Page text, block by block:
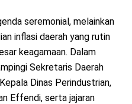
seremonial, melainkan
inflasi daerah yang rutin
keagamaan. Dalam
Sekretaris Daerah
Dinas Perindustrian,
Effendi, serta jajaran